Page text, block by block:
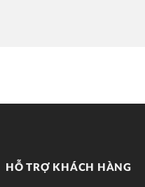
HỖ TRỢ KHÁCH HÀNG